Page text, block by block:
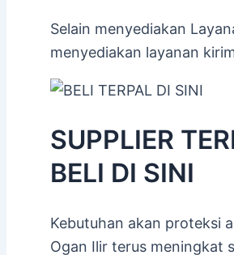
Selain menyediakan
menyediakan layanan
SUPPLIER
BELI DI SINI
Kebutuhan akan proteksi
Ogan Ilir terus meningkat